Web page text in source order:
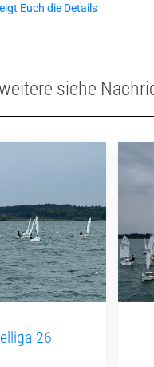
Euch die Details
siehe
26